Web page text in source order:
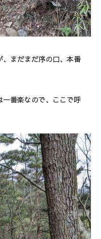
まだまだ序の口、本番
番楽なので、ここで呼